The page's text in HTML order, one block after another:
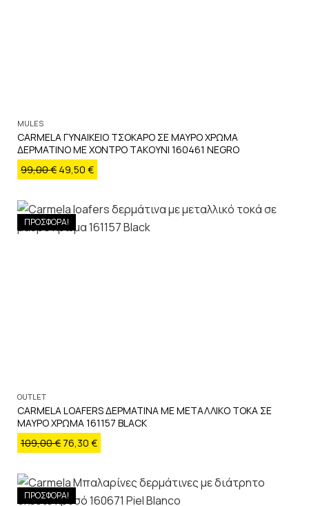
MULES
CARMELA ΓΥΝΑΙΚΕΙΟ ΤΣΟΚΑΡΟ ΣΕ ΜΑΥΡΟ ΧΡΩΜΑ
ΔΕΡΜΑΤΙΝΟ ΜΕ ΧΟΝΤΡΟ ΤΑΚΟΥΝΙ 160461 NEGRO
99,00€ 49,50 €
ΠΡΟΣΦΟΡΑ!
OUTLET
CARMELA LOAFERS ΔΕΡΜΑΤΙΝΑ ΜΕ ΜΕΤΑΛΛΙΚΟ ΤΟΚΑ ΣΕ
ΜΑΥΡΟ ΧΡΩΜΑ 161157 BLACK
109,00€ 76,30 €
ΠΡΟΣΦΟΡΑ!